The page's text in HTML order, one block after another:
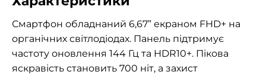
Смартфон обладнаний 6,67” екраном FHD+ на
органічних світлодіодах. Панель підтримує
частоту оновлення 144 Гц та HDR10+. Пікова
яскравість становить 700 ніт, а захист